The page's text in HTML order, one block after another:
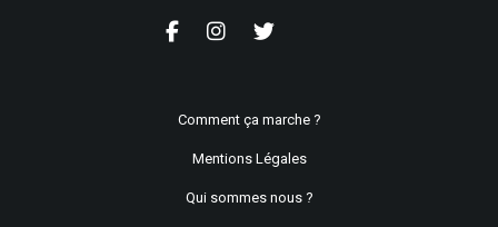
Comment ça marche ?
Mentions Légales
Qui sommes nous ?